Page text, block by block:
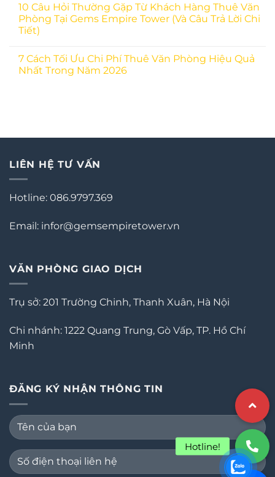
10 Câu Hỏi Thường Gặp Từ Khách Hàng Thuê Văn
Phòng Tại Gems Empire Tower (Và Câu Trả Lời Chi
Tiết)
7 Cách Tối Ưu Chi Phí Thuê Văn Phòng Hiệu Quả
Nhất Trong Năm 2026
LIÊN HỆ TƯ VẤN
Hotline: 086.9797.369
Email: infor@gemsempiretower.vn
VĂN PHÒNG GIAO DỊCH
Trụ sở: 201 Trường Chinh, Thanh Xuân, Hà Nội
Chi nhánh: 1222 Quang Trung, Gò Vấp, TP. Hồ Chí
Minh
ĐĂNG KÝ NHẬN THÔNG TIN